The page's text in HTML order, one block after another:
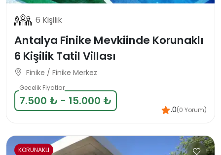
6 Kişilik
Antalya Finike Mevkiinde Korunaklı
6 Kişilik Tatil Villası
Finike / Finike Merkez
Gecelik Fiyatlar
7.500 ₺ - 15.000 ₺
.0(0 Yorum)
KORUNAKLI